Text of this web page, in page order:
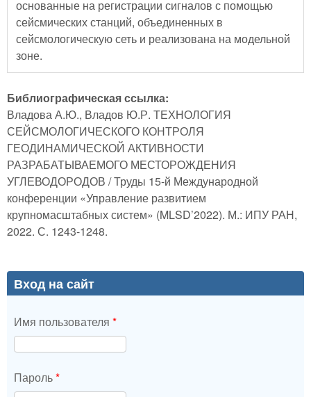
основанные на регистрации сигналов с помощью
сейсмических станций, объединенных в
сейсмологическую сеть и реализована на модельной
зоне.
Библиографическая ссылка:
Владова А.Ю., Владов Ю.Р. ТЕХНОЛОГИЯ
СЕЙСМОЛОГИЧЕСКОГО КОНТРОЛЯ
ГЕОДИНАМИЧЕСКОЙ АКТИВНОСТИ
РАЗРАБАТЫВАЕМОГО МЕСТОРОЖДЕНИЯ
УГЛЕВОДОРОДОВ / Труды 15-й Международной
конференции «Управление развитием
крупномасштабных систем» (MLSD’2022). М.: ИПУ РАН,
2022. С. 1243-1248.
Вход на сайт
Имя пользователя *
Пароль*